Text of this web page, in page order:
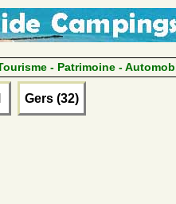
- Patrimoine -
Gers (32)